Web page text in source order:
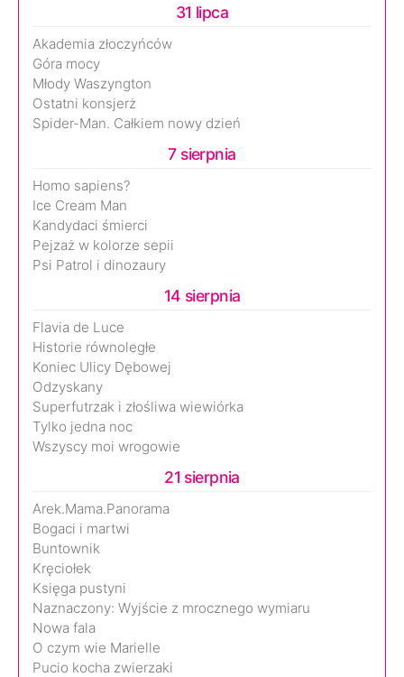
31 lipca
Akademia złoczyńców
Góra mocy
Młody Waszyngton
Ostatni konsjerż
Spider-Man. Całkiem nowy dzień
7 sierpnia
Homo sapiens?
Ice Cream Man
Kandydaci śmierci
Pejzaż w kolorze sepii
Psi Patrol i dinozaury
14 sierpnia
Flavia de Luce
Historie równoległe
Koniec Ulicy Dębowej
Odzyskany
Superfutrzak i złośliwa wiewiórka
Tylko jedna noc
Wszyscy moi wrogowie
21 sierpnia
Arek.Mama.Panorama
Bogaci i martwi
Buntownik
Kręciołek
Księga pustyni
Naznaczony: Wyjście z mrocznego wymiaru
Nowa fala
O czym wie Marielle
Pucio kocha zwierzaki